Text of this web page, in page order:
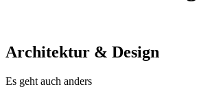
Architektur & Design
Es geht auch anders